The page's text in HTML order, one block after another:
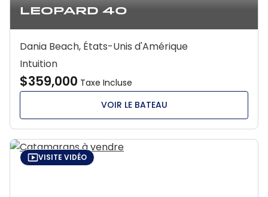
Leopard 40
Dania Beach, États-Unis d'Amérique
Intuition
$359,000 Taxe Incluse
VOIR LE BATEAU
VISITE VIDÉO